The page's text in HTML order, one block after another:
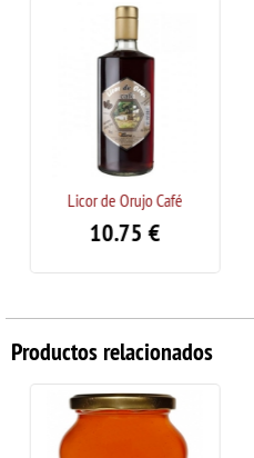
Orujo de Hierbas
Productos relacionados